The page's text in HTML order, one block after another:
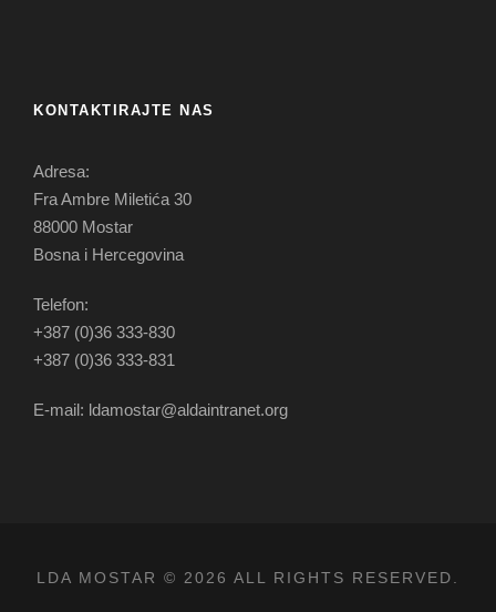
KONTAKTIRAJTE NAS
Adresa:
Fra Ambre Miletića 30
88000 Mostar
Bosna i Hercegovina
Telefon:
+387 (0)36 333-830
+387 (0)36 333-831
E-mail: ldamostar@aldaintranet.org
LDA MOSTAR © 2026 ALL RIGHTS RESERVED.